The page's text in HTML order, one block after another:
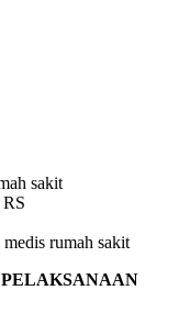
sakit
rumah sakit